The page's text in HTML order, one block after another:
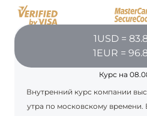
1USD =
1EUR =
Курс на
Внутренний курс компании
утра по московскому